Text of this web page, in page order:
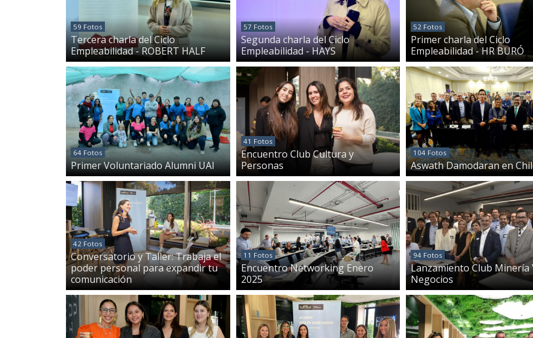
59 Fotos
Tercera charla del Ciclo
Empleabilidad - ROBERT HALF
57 Fotos
Segunda charla del Ciclo
Empleabilidad - HAYS
52 Fotos
Primer charla del Ciclo
Empleabilidad - HR BURÓ
64 Fotos
Primer Voluntariado Alumni UAI
41 Fotos
Encuentro Club Cultura y
Personas
104 Fotos
Aswath Damodaran en
42 Fotos
Conversatorio y Taller: Trabaja el
poder personal para expandir tu
comunicación
11 Fotos
Encuentro Networking Enero
2025
94 Fotos
Lanzamiento Club Minería
Negocios